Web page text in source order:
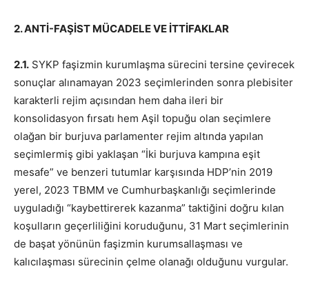
2. ANTİ-FAŞİST MÜCADELE VE İTTİFAKLAR
2.1. SYKP faşizmin kurumlaşma sürecini tersine çevirecek
sonuçlar alınamayan 2023 seçimlerinden sonra plebisiter
karakterli rejim açısından hem daha ileri bir
konsolidasyon fırsatı hem Aşil topuğu olan seçimlere
olağan bir burjuva parlamenter rejim altında yapılan
seçimlermiş gibi yaklaşan “İki burjuva kampına eşit
mesafe” ve benzeri tutumlar karşısında HDP’nin 2019
yerel, 2023 TBMM ve Cumhurbaşkanlığı seçimlerinde
uyguladığı “kaybettirerek kazanma” taktiğini doğru kılan
koşulların geçerliliğini koruduğunu, 31 Mart seçimlerinin
de başat yönünün faşizmin kurumsallaşması ve
kalıcılaşması sürecinin çelme olanağı olduğunu vurgular.